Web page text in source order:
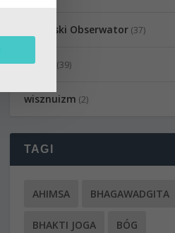
Wedyjski Obserwator(37)
Wideo (39)
wisznuizm (2)
TAGI
AHIMSA BHAGAWADGITA
BHAKTI JOGA BÓG